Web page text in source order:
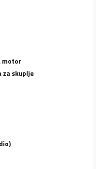
motor
za skuplje